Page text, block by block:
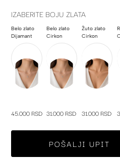
gallery
IZABERITE BOJU ZLATA
Belo zlato
Dijamant
45.000 RSD
Belo zlato
Cirkon
31.000 RSD
Žuto zlato
Cirkon
31.000 RSD
POŠALJI UPIT